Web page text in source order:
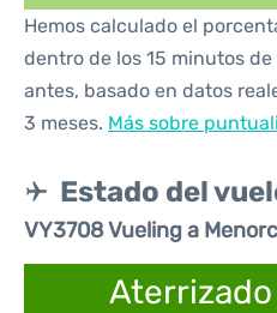
Hemos calculado el
dentro de los 15 minutos
antes, basado en datos
3 meses. Más sobre
Estado del
VY3708 Vueling a